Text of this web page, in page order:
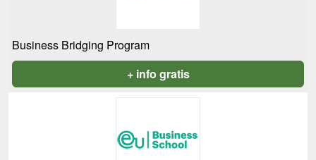
Business Bridging Program
+ info gratis